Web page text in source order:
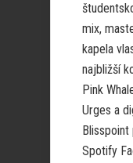
mix,
kapela
najbližší
Pink
Urges a
Blisspoint
Spotify